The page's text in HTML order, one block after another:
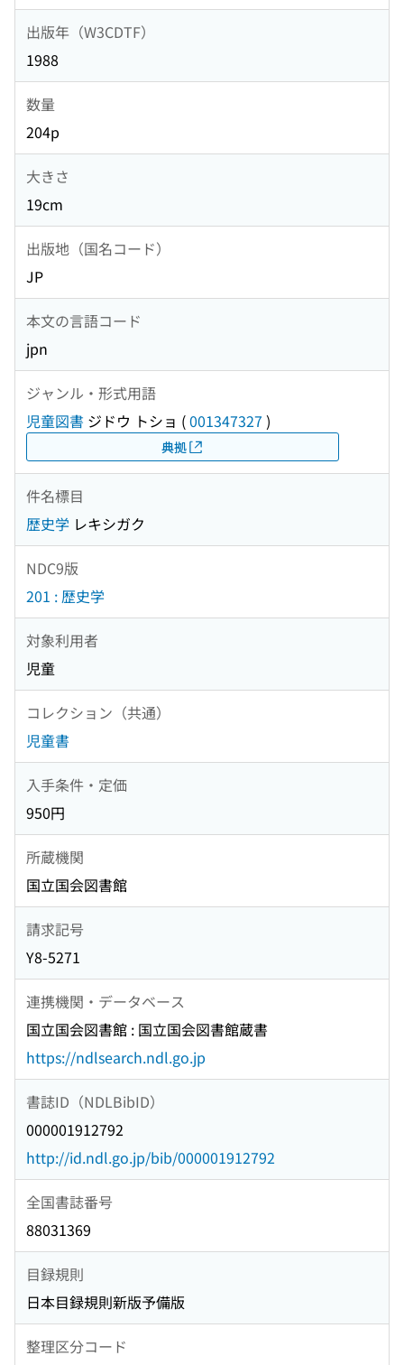
出版年（W3CDTF）
1988
数量
204p
大きさ
19cm
出版地（国名コード）
JP
本文の言語コード
jpn
ジャンル・形式用語
児童図書 ジドウ トショ (001347327 )
典拠
件名標目
歴史学 レキシガク
NDC9版
201 : 歴史学
対象利用者
児童
コレクション（共通）
児童書
入手条件・定価
950円
所蔵機関
国立国会図書館
請求記号
Y8-5271
連携機関・データベース
国立国会図書館 : 国立国会図書館蔵書
https://ndlsearch.ndl.go.jp
書誌ID（NDLBibID）
000001912792
http://id.ndl.go.jp/bib/000001912792
全国書誌番号
88031369
目録規則
日本目録規則新版予備版
整理区分コード